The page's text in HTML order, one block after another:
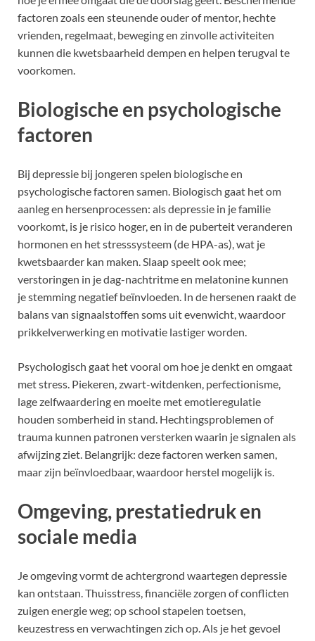
factoren zoals een steunende ouder of mentor, hechte
vrienden, regelmaat, beweging en zinvolle activiteiten
kunnen die kwetsbaarheid dempen en helpen terugval te
voorkomen.
Biologische en psychologische
factoren
Bij depressie bij jongeren spelen biologische en
psychologische factoren samen. Biologisch gaat het om
aanleg en hersenprocessen: als depressie in je familie
voorkomt, is je risico hoger, en in de puberteit veranderen
hormonen en het stresssysteem (de HPA-as), wat je
kwetsbaarder kan maken. Slaap speelt ook mee;
verstoringen in je dag-nachtritme en melatonine kunnen
je stemming negatief beïnvloeden. In de hersenen raakt de
balans van signaalstoffen soms uit evenwicht, waardoor
prikkelverwerking en motivatie lastiger worden.
Psychologisch gaat het vooral om hoe je denkt en omgaat
met stress. Piekeren, zwart-witdenken, perfectionisme,
lage zelfwaardering en moeite met emotieregulatie
houden somberheid in stand. Hechtingsproblemen of
trauma kunnen patronen versterken waarin je signalen als
afwijzing ziet. Belangrijk: deze factoren werken samen,
maar zijn beïnvloedbaar, waardoor herstel mogelijk is.
Omgeving, prestatiedruk en
sociale media
Je omgeving vormt de achtergrond waartegen depressie
kan ontstaan. Thuisstress, financiële zorgen of conflicten
zuigen energie weg; op school stapelen toetsen,
keuzestress en verwachtingen zich op. Als je het gevoel